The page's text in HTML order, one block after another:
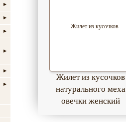
Жилет из кусочков
натурального меха
овечки женский